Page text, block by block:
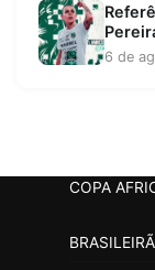
6 de
COPA